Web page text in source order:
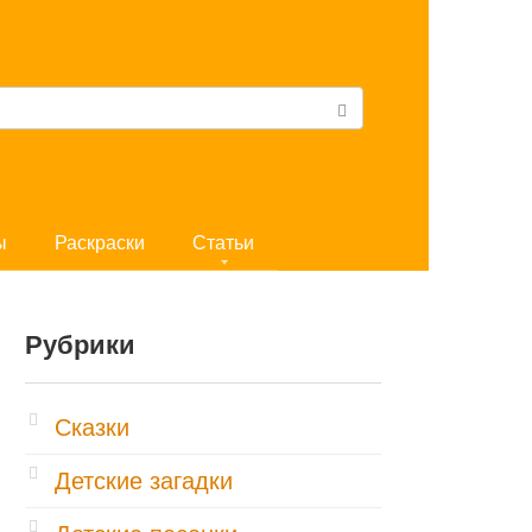
Раскраски Статьи
Рубрики
Cказки
Детские загадки